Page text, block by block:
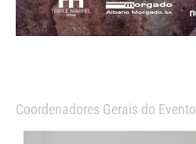
Coordenadores Gerais do Evento